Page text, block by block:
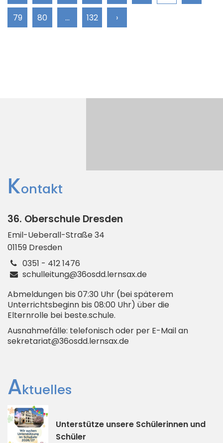
79 80 ... 132 ›
Kontakt
36. Oberschule Dresden
Emil-Ueberall-Straße34
01159 Dresden
0351 - 412 1476
schulleitung@36osdd.lernsax.de
Abmeldungen bis 07:30 Uhr (bei späterem
Unterrichtsbeginn bis 08:00 Uhr) über die
Elternrolle bei beste.schule.
Ausnahmefälle: telefonisch oder per E-Mail an
sekretariat@36osdd.lernsax.de
Aktuelles
Unterstütze unsere Schülerinnen und
Schüler